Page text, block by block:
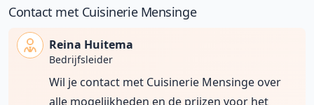
Contact met Cuisinerie Mensinge
Reina Huitema
Bedrijfsleider
Wil je contact met Cuisinerie Mensinge over
alle mogelijkheden en de prijzen voor het